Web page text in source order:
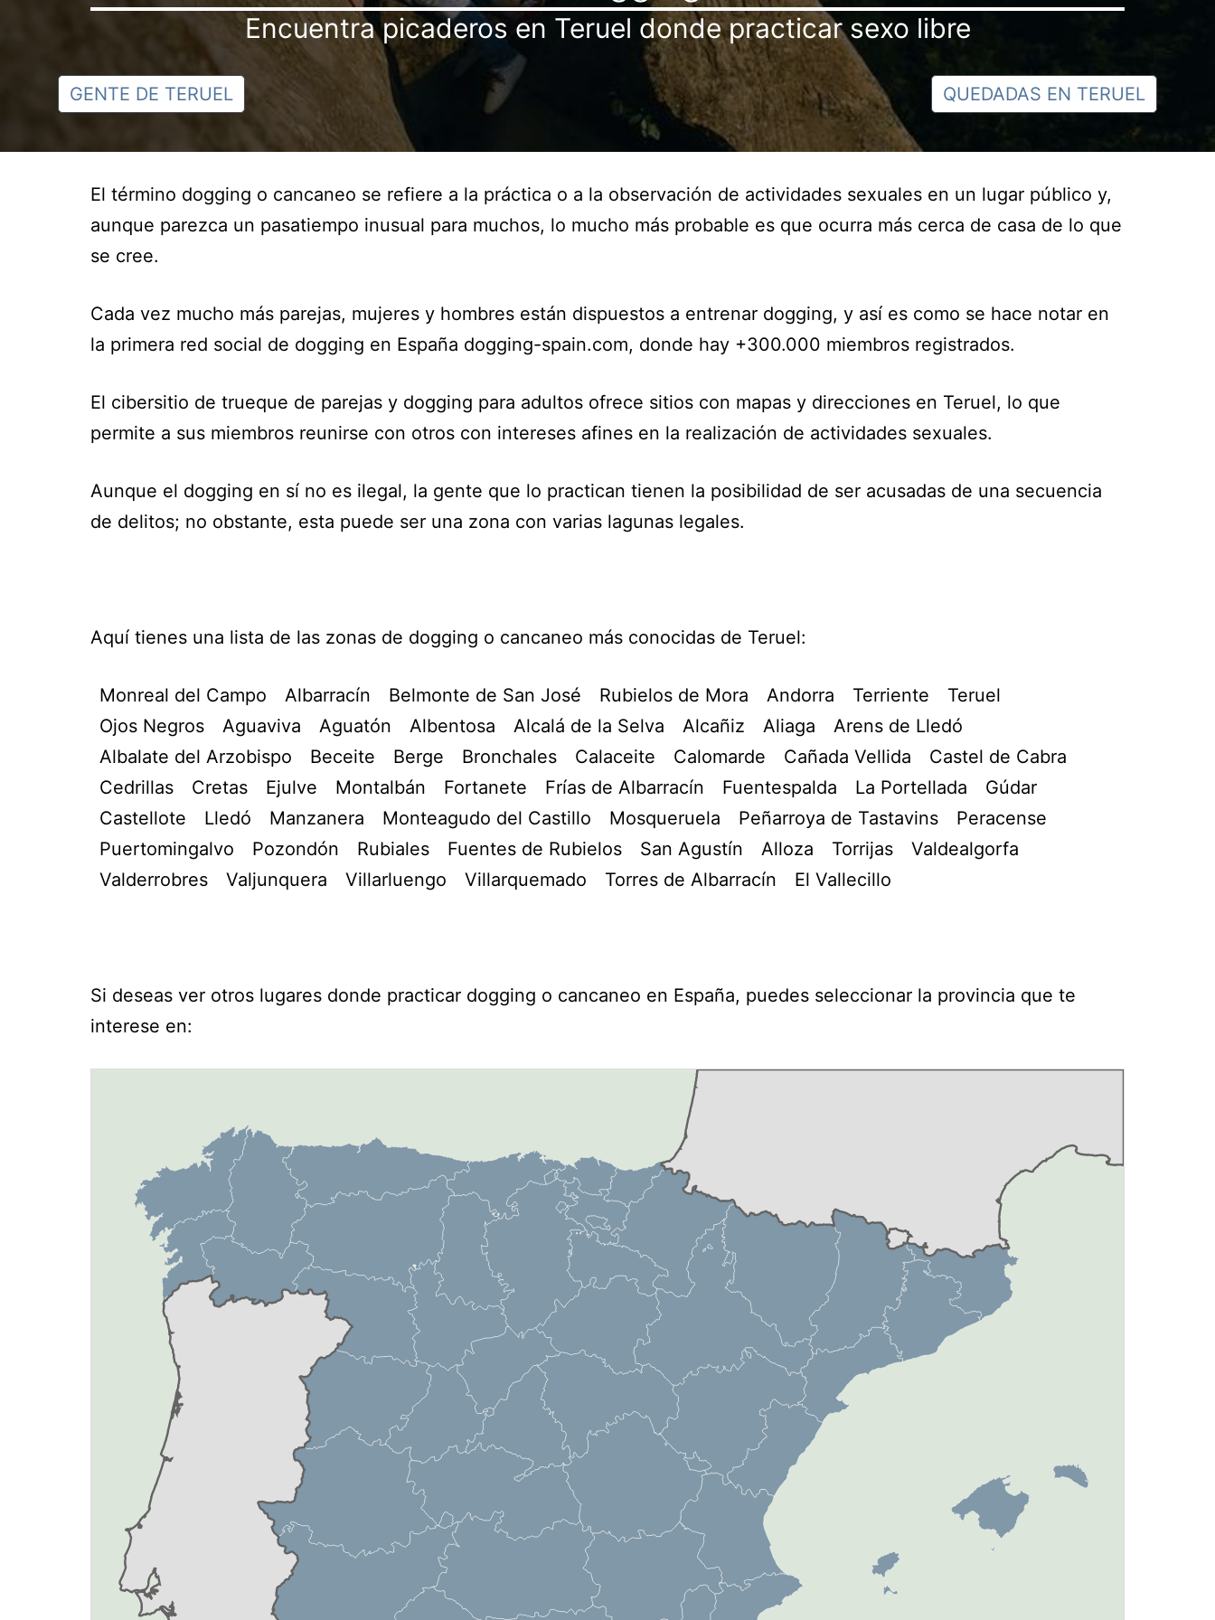
Encuentra picaderos en Teruel donde practicar sexo libre
GENTE DE TERUEL QUEDADAS EN TERUEL
El término dogging o cancaneo se refiere a la práctica o a la observación de actividades sexuales en un lugar público y,
aunque parezca un pasatiempo inusual para muchos, lo mucho más probable es que ocurra más cerca de casa de lo que
se cree.
Cada vez mucho más parejas, mujeres y hombres están dispuestos a entrenar dogging, y así es como se hace notar en
la primera red social de dogging en España dogging-spain.com, donde hay +300.000 miembros registrados.
El cibersitio de trueque de parejas y dogging para adultos ofrece sitios con mapas y direcciones en Teruel, lo que
permite a sus miembros reunirse con otros con intereses afines en la realización de actividades sexuales.
Aunque el dogging en sí no es ilegal, la gente que lo practican tienen la posibilidad de ser acusadas de una secuencia
de delitos; no obstante, esta puede ser una zona con varias lagunas legales.
Aquí tienes una lista de las zonas de dogging o cancaneo más conocidas de Teruel:
Monreal del Campo Albarracín Belmonte de San José Rubielos de Mora Andorra Terriente
Teruel
Ojos Negros
Aguaviva Aguatón Albentosa Alcalá de la Selva Alcañiz Aliaga
Arens de Lledó
Albalate del Arzobispo
Beceite Berge Bronchales Calaceite Calomarde Cañada Vellida
Castel de Cabra
Cedrillas
Cretas Ejulve Montalbán Fortanete Frías de Albarracín Fuentespalda La Portellada
Gúdar
Castellote
Lledó Manzanera Monteagudo del Castillo Mosqueruela Peñarroya de Tastavins
Peracense
Puertomingalvo
Pozondón Rubiales Fuentes de Rubielos San Agustín Alloza Torrijas
Valdealgorfa
Valderrobres
Valjunquera Villarluengo Villarquemado Torres de Albarracín El Vallecillo
Si deseas ver otros lugares donde practicar dogging o cancaneo en España, puedes seleccionar la provincia que te
interese en: